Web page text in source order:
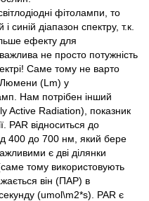
фітолампи, то
синій діапазон спектру, т.к.
ефекту для
не просто потужність
Саме тому не варто
Люмени (Lm) у
Нам потрібен інший
Active Radiation), показник
PAR відноситься до
400 до 700 нм, який бере
є дві ділянки
тому використовують
він (ПАР) в
(umol\m2*s). PAR є